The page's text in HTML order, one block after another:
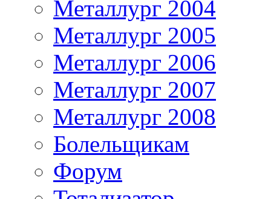
Металлург 2004
Металлург 2005
Металлург 2006
Металлург 2007
Металлург 2008
Болельщикам
Форум